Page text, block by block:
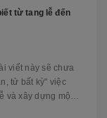
từ tang lễ đến
viết này sẽ chưa
tử bất kỳ" việc
và xây dựng mộ